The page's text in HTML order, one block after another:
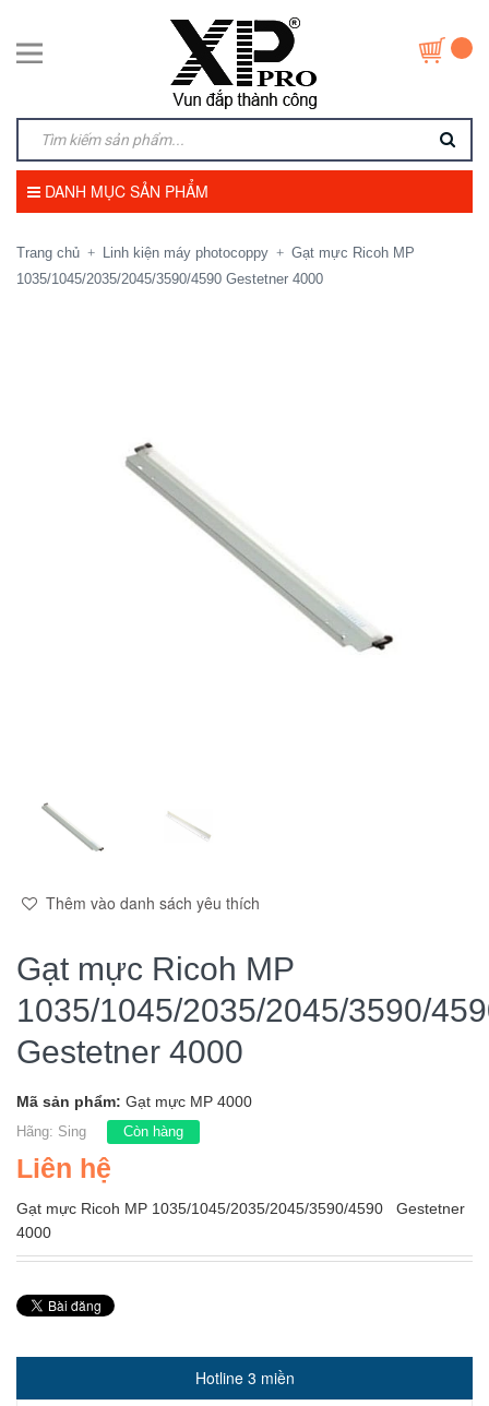
DANH MỤC SẢN PHẨM
Trang chủ + Linh kiện máy photocoppy + Gạt mực Ricoh MP
1035/1045/2035/2045/3590/4590 Gestetner 4000
Thêm vào danh sách yêu thích
Gạt mực Ricoh MP
1035/1045/2035/2045/3590/
Gestetner 4000
Mã sản phẩm: Gạt mực MP 4000
Hãng: Sing Còn hàng
Liên hệ
Gạt mực Ricoh MP 1035/1045/2035/2045/3590/4590 Gestetner
4000
Hotline 3 miền